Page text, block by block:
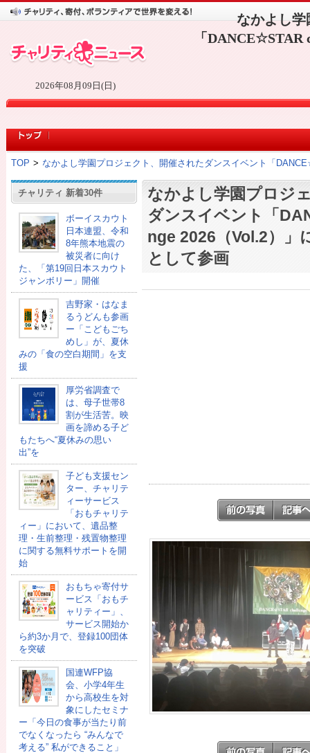
2026年08月09日(日)
なかよし学
「DANCE☆STAR
TOP > なかよし学園プロジェクト、開催されたダンスイベント「
チャリティ 新着30件
ボーイスカウト
日本連盟、令和
8年熊本地震の
被災者に向け
た、「第19回日本スカウト
ジャンボリー」開催
吉野家・はなま
るうどんも参画
ー「こどもごち
めし」が、夏休
みの「食の空白期間」を支
援
厚労省調査で
は、母子世帯8
割が生活苦。映
画を諦める子ど
もたちへ“夏休みの思い
出”を
子ども支援セン
ター、チャリテ
ィーサービス
「おもチャリテ
ィー」において、遺品整
理・生前整理・残置物整理
に関する無料サポートを開
始
おもちゃ寄付サ
ービス「おもチ
ャリティー」、
サービス開始か
ら約3か月で、登録100団体
を突破
国連WFP協
会、小学4年生
から高校生を対
象にしたセミナ
ー「今日の食事が当たり前
でなくなったら “みんなで
考える” 私ができること」
なかよし学園プロジ
ダンスイベント「
nge 2026（Vol.2）」
として参画